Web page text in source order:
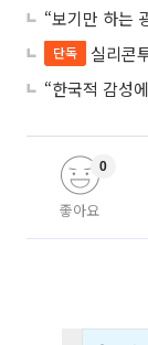
단독
실리콘투,
좋아요
0